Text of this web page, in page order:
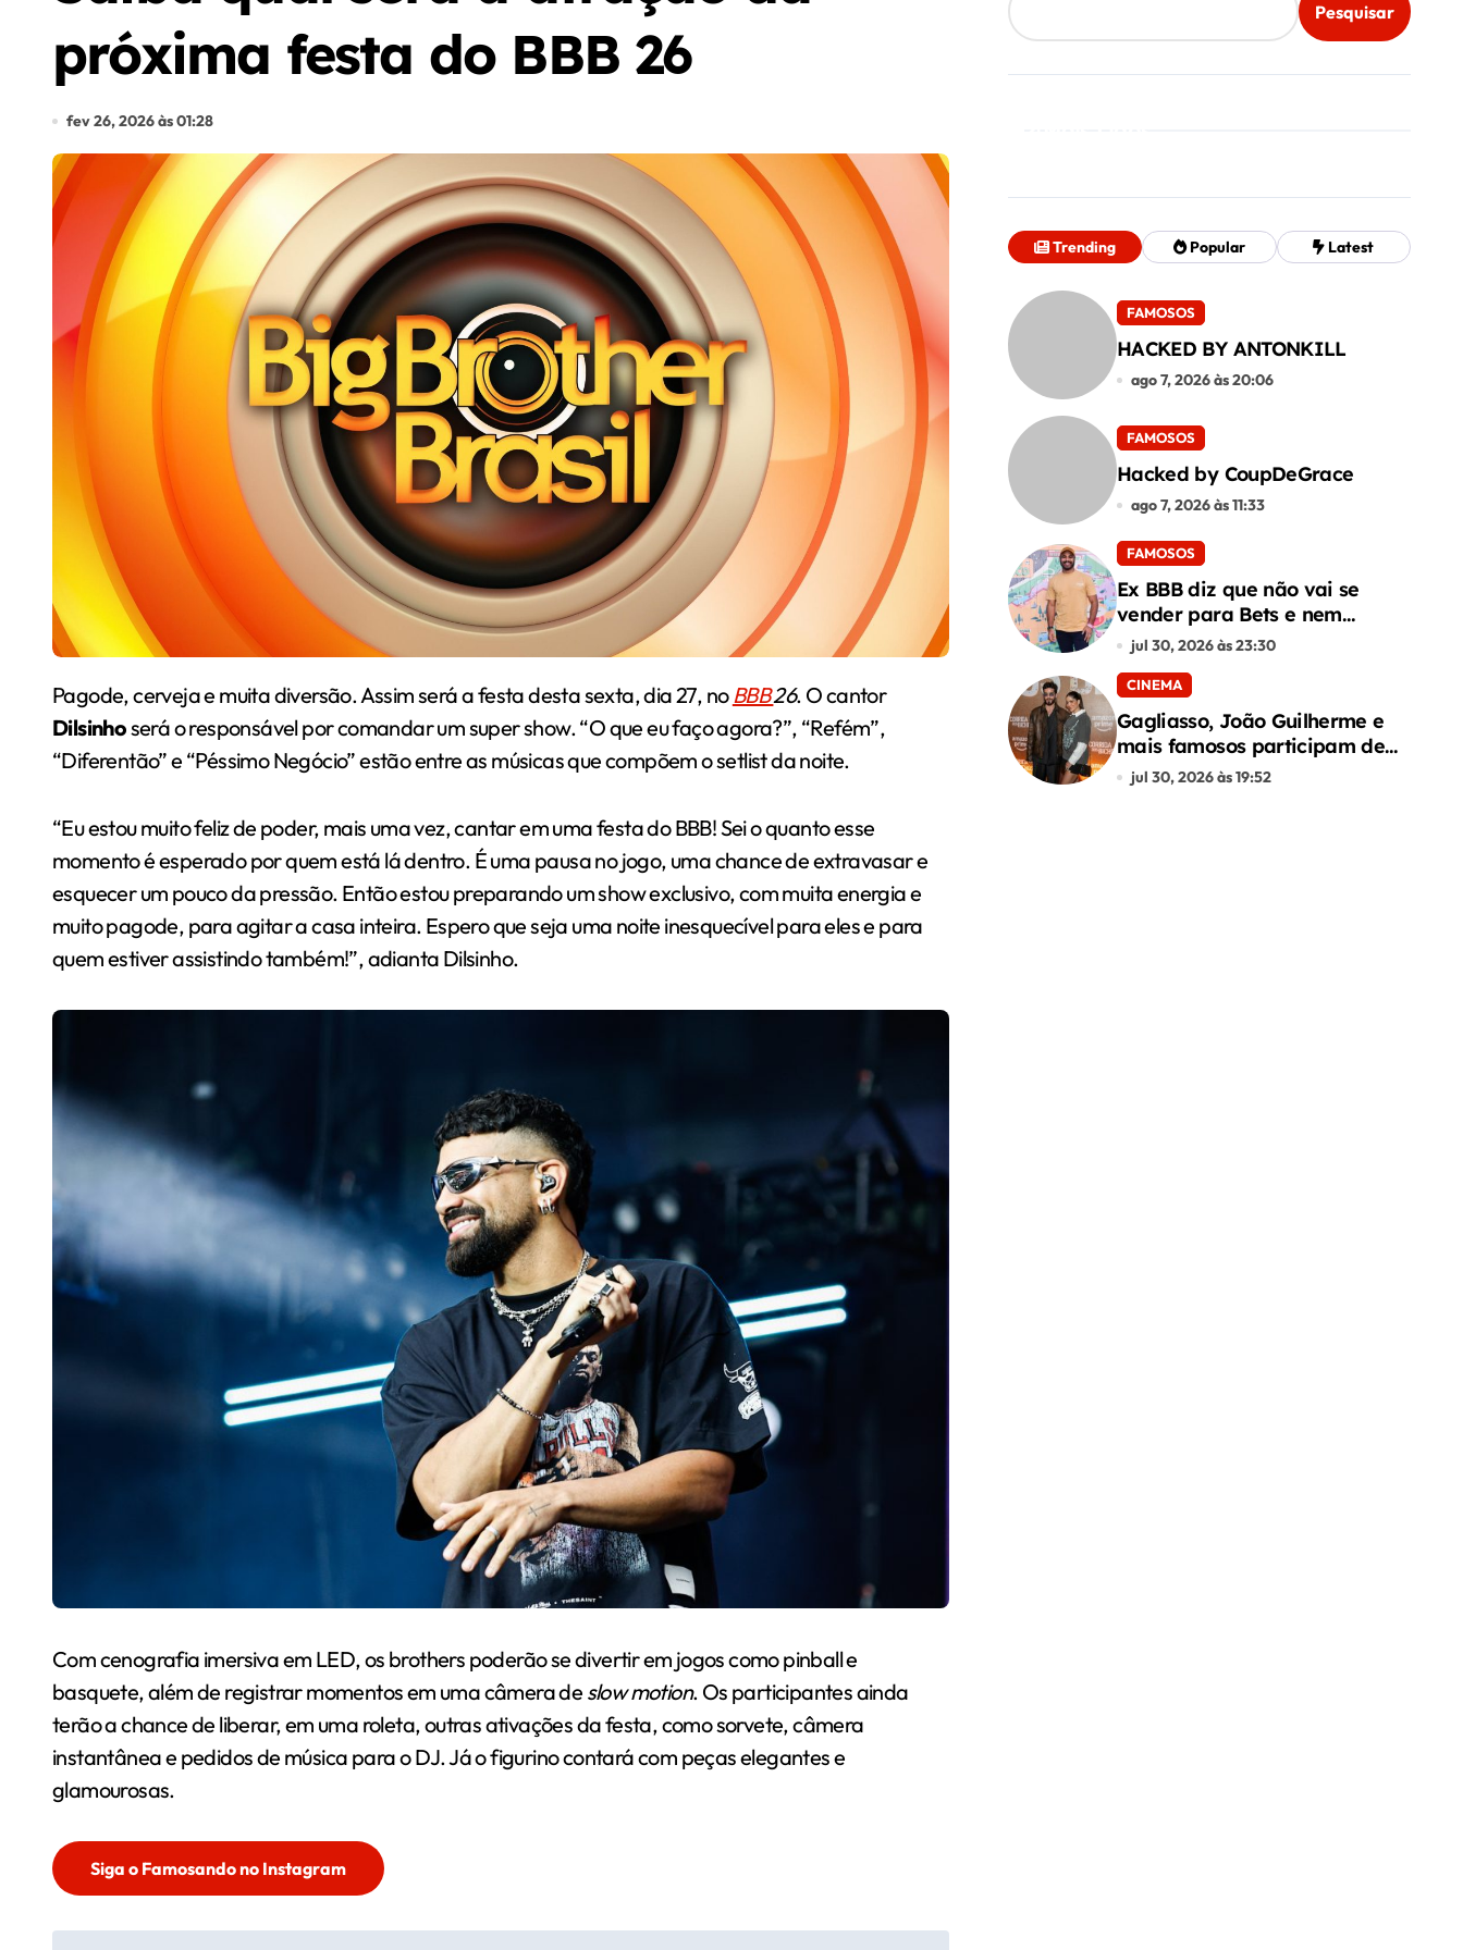
próxima festa do BBB 26
fev 26, 2026 às 01:28
Pagode, cerveja e muita diversão. Assim será a festa desta sexta, dia 27, noBBB26. O cantor
Dilsinhoserá o responsável por comandar um super show. “O que eu faço agora?”, “Refém”,
“Diferentão” e “Péssimo Negócio” estão entre as músicas que compõem o setlist da noite.
“Eu estou muito feliz de poder, mais uma vez, cantar em uma festa do BBB! Sei o quanto esse
momento é esperado por quem está lá dentro. É uma pausa no jogo, uma chance de extravasar e
esquecer um pouco da pressão. Então estou preparando um show exclusivo, com muita energia e
muito pagode, para agitar a casa inteira. Espero que seja uma noite inesquecível para eles e para
quem estiver assistindo também!”, adianta Dilsinho.
Com cenografia imersiva em LED, os brothers poderão se divertir em jogos como pinball e
basquete, além de registrar momentos em uma câmera de slow motion. Os participantes ainda
terão a chance de liberar, em uma roleta, outras ativações da festa, como sorvete, câmera
instantânea e pedidos de música para o DJ. Já o figurino contará com peças elegantes e
glamourosas.
Siga o Famosando no Instagram
Pesquisar
Trending Popular Latest
FAMOSOS
HACKED BY ANTONKILL
ago 7, 2026 às 20:06
FAMOSOS
Hacked by CoupDeGrace
ago 7, 2026 às 11:33
FAMOSOS
Ex BBB diz que não vai se
vender para Bets e nem
conteúdo adulto
jul 30, 2026 às 23:30
CINEMA
Gagliasso, João Guilherme e
mais famosos participam de
premiere de “Corrida dos
jul 30, 2026 às 19:52